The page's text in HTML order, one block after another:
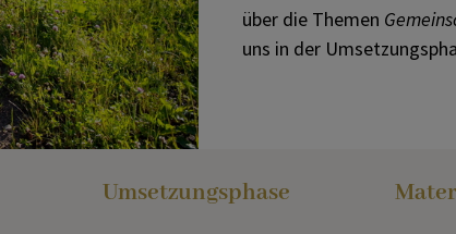
Hymne
Papstbotschaft
über die Themen
uns in der
Umsetzungsphase